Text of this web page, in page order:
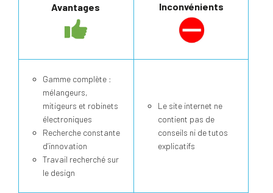
Avantages Inconvénients
Gamme complète :
mélangeurs,
mitigeurs et robinets
électroniques
Recherche constante
d’innovation
Travail recherché sur
le design
Le site internet ne
contient pas de
conseils ni de tutos
explicatifs